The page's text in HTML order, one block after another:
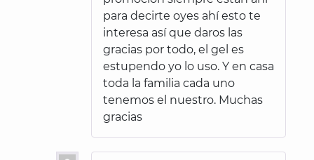
para decirte oyes ahí esto te
interesa así que daros las
gracias por todo, el gel es
estupendo yo lo uso. Y en casa
toda la familia cada uno
tenemos el nuestro. Muchas
gracias